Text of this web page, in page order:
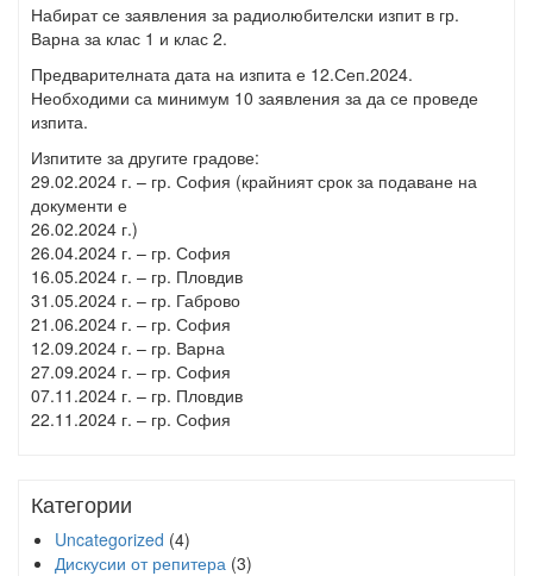
Набират се заявления за радиолюбителски изпит в гр.
Варна за клас 1 и клас 2.
Предварителната дата на изпита е 12.Сеп.2024.
Необходими са минимум 10 заявления за да се проведе
изпита.
Изпитите за другите градове:
29.02.2024 г. – гр. София (крайният срок за подаване на
документи е
26.02.2024 г.)
26.04.2024 г. – гр. София
16.05.2024 г. – гр. Пловдив
31.05.2024 г. – гр. Габрово
21.06.2024 г. – гр. София
12.09.2024 г. – гр. Варна
27.09.2024 г. – гр. София
07.11.2024 г. – гр. Пловдив
22.11.2024 г. – гр. София
Категории
Uncategorized (4)
Дискусии от репитера (3)